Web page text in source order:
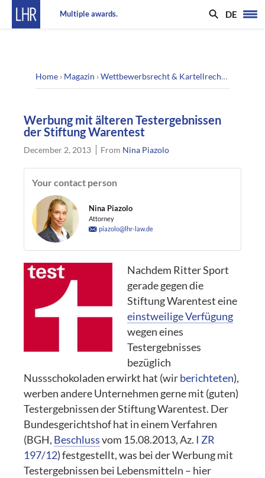
Multiple awards. DE
Home › Magazin ›Wettbewerbsrecht & Kartellrecht ›
Werbung mit älteren Testergebnissen
der Stiftung Warentest
December 2, 2013 From Nina Piazolo
Your contact person
Nina Piazolo
Attorney
piazolo@lhr-law.de
Nachdem Ritter Sport
gerade gegen die
Stiftung Warentest eine
einstweilige Verfügung
wegen eines
Testergebnisses
bezüglich
Nussschokoladen erwirkt hat (wirberichteten),
werben andere Unternehmen gerne mit (guten)
Testergebnissen der Stiftung Warentest. Der
Bundesgerichtshof hat in einem Verfahren
(BGH, Beschlussvom 15.08.2013, Az. I ZR
197/12) festgestellt, was bei der Werbung mit
Testergebnissen bei Lebensmitteln – hier